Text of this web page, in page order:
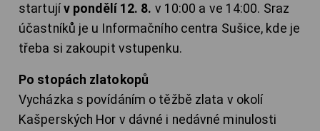
startujív pondělí 12. 8. v 10:00 a ve 14:00. Sraz
účastníků je u Informačního centra Sušice, kde je
třeba si zakoupit vstupenku.
Po stopách zlatokopů
Vycházka s povídáním o těžbě zlata v okolí
Kašperských Hor v dávné i nedávné minulosti